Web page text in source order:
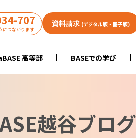
高等部 BASEでの学び
707
につながります
資料請求 (デジタル版・冊子版)
越谷ブログ